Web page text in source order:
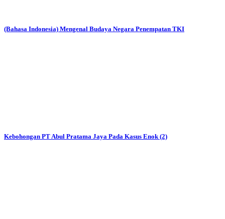
(Bahasa Indonesia) Mengenal Budaya Negara Penempatan TKI
Kebohongan PT Abul Pratama Jaya Pada Kasus Enok (2)